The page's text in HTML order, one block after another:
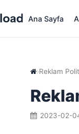
Ana Sayfa
Reklam
2023-02-